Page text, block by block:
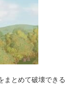
まとめて破壊できる